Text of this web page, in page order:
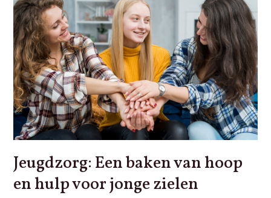
Jeugdzorg: Een baken van hoop
en hulp voor jonge zielen